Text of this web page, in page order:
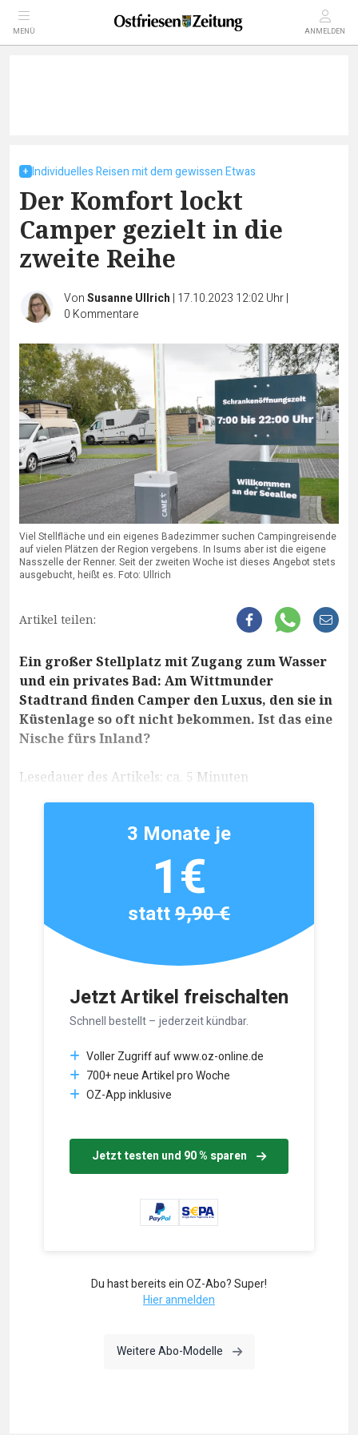
MENÜ ANMELDEN
Individuelles Reisen mit dem gewissen Etwas
Der Komfort lockt
Camper gezielt in die
zweite Reihe
VonSusanne Ullrich | 17.10.2023 12:02 Uhr|
0 Kommentare
Viel Stellfläche und ein eigenes Badezimmer suchen Campingreisende
auf vielen Plätzen der Region vergebens. In Isums aber ist die eigene
Nasszelle der Renner. Seit der zweiten Woche ist dieses Angebot stets
ausgebucht, heißt es. Foto: Ullrich
Artikel teilen:
Ein großer Stellplatz mit Zugang zum Wasser
und ein privates Bad: Am Wittmunder
Stadtrand finden Camper den Luxus, den sie in
Küstenlage so oft nicht bekommen. Ist das eine
Nische fürs Inland?
Lesedauer des Artikels: ca. 5 Minuten
Jetzt Artikel freischalten
Schnell bestellt – jederzeit kündbar.
Voller Zugriff auf www.oz-online.de
700+ neue Artikel pro Woche
OZ-App inklusive
Jetzt testen und 90 % sparen
3 Monate je
1€
statt9,90 €
Du hast bereits ein OZ-Abo? Super!
Hier anmelden
Weitere Abo-Modelle